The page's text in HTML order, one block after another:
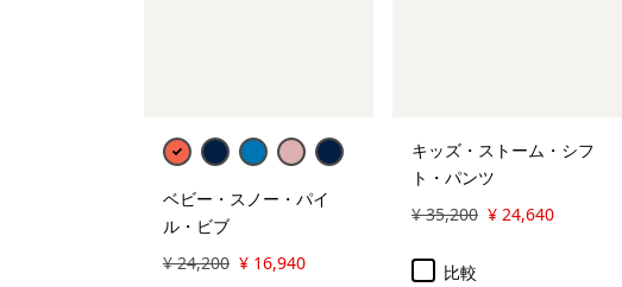
ベビー・スノー・パイ
ル・ビブ
¥ 24,200 ¥ 16,940
キッズ・ストーム・シフ
ト・パンツ
¥ 35,200 ¥ 24,640
比較